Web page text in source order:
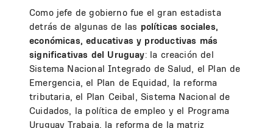
Como jefe de gobierno fue el gran estadista
detrás de algunas de las políticas sociales,
económicas, educativas y productivas más
significativas del Uruguay: la creación del
Sistema Nacional Integrado de Salud, el Plan de
Emergencia, el Plan de Equidad, la reforma
tributaria, el Plan Ceibal, Sistema Nacional de
Cuidados, la política de empleo y el Programa
Uruguay Trabaja, la reforma de la matriz